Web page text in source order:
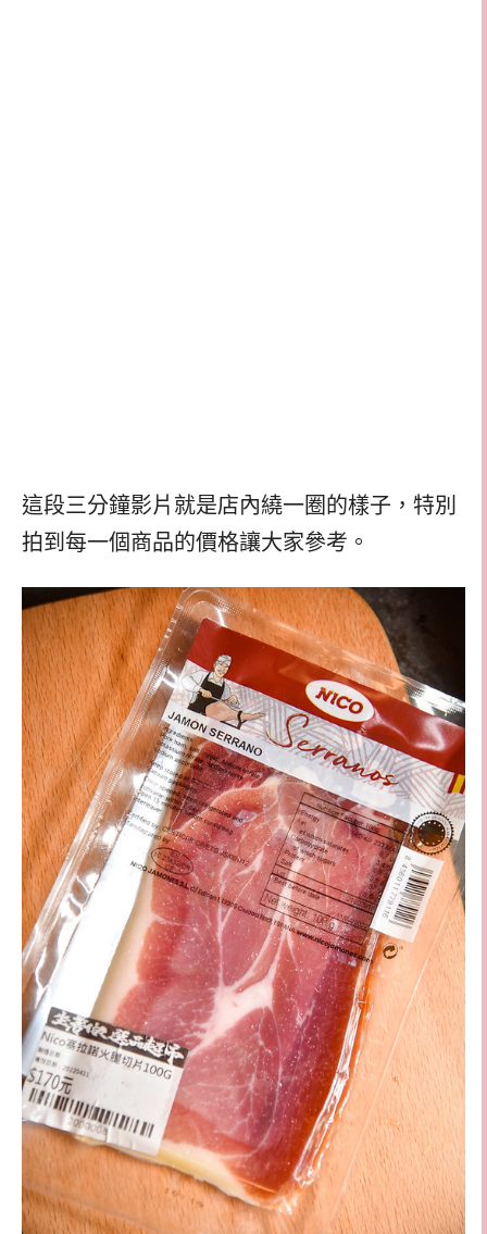
這段三分鐘影片就是店內繞一圈的樣子，特別
拍到每一個商品的價格讓大家參考。